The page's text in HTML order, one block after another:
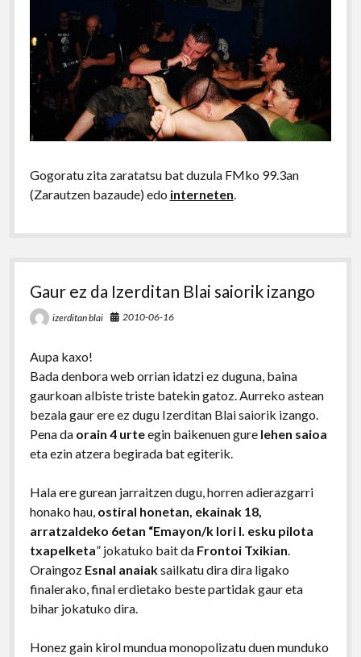
Gogoratu zita zaratatsu bat duzula FMko 99.3an
(Zarautzen bazaude) edo interneten.
Gaur ez da Izerditan Blai saiorik izango
izerditan blai 2010-06-16
Aupa kaxo!
Bada denbora web orrian idatzi ez duguna, baina
gaurkoan albiste triste batekin gatoz. Aurreko astean
bezala gaur ere ez dugu Izerditan Blai saiorik izango.
Pena da orain 4 urteegin baikenuen gure lehen saioa
eta ezin atzera begirada bat egiterik.
Hala ere gurean jarraitzen dugu, horren adierazgarri
honako hau, ostiral honetan, ekainak 18,
arratzaldeko 6etan “Emayon/k lori I. esku pilota
txapelketa” jokatuko bait da Frontoi Txikian.
Oraingoz Esnal anaiaksailkatu dira dira ligako
finalerako, final erdietako beste partidak gaur eta
bihar jokatuko dira.
Honez gain kirol mundua monopolizatu duen munduko